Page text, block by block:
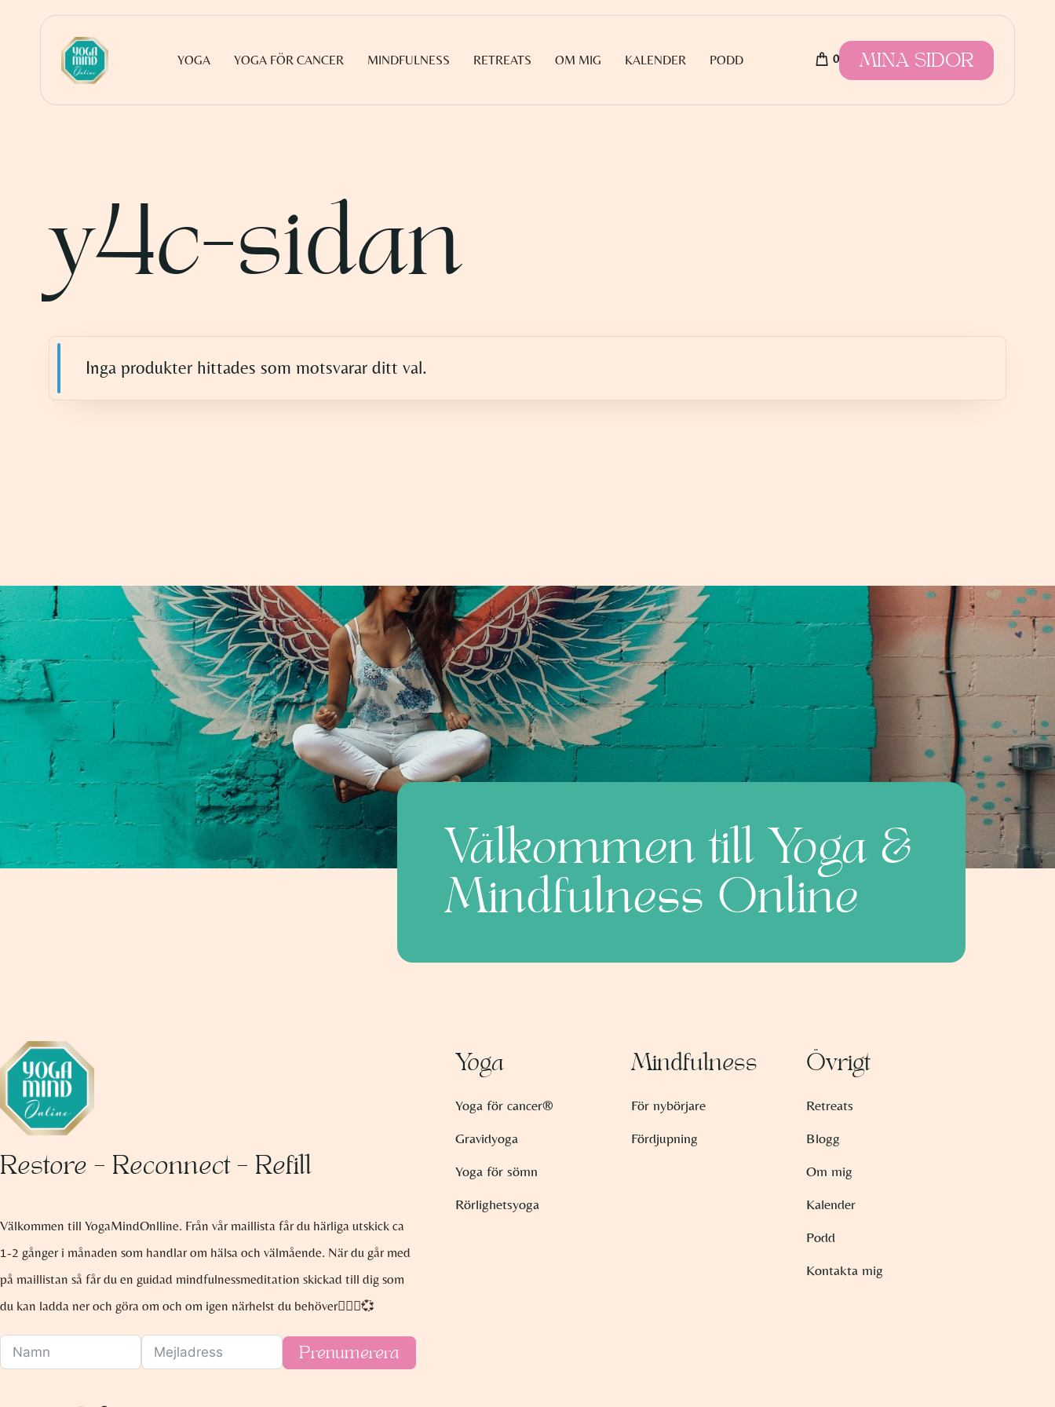
YOGA YOGA FÖR CANCER MINDFULNESS RETREATS OM MIG KALENDER PODD 0 MINA SIDOR
y4c-sidan
Inga produkter hittades som motsvarar ditt val.
Välkommen till Yoga &
Mindfulness Online
Restore – Reconnect – Refill
Välkommen till YogaMindOnlline. Från vår maillista får du härliga utskick ca
1-2 gånger i månaden som handlar om hälsa och välmående. När du går med
på maillistan så får du en guidad mindfulnessmeditation skickad till dig som
du kan ladda ner och göra om och om igen närhelst du behöver🧘🏽‍♀️💞
Prenumerera
Yoga
Yoga för cancer®
Gravidyoga
Yoga för sömn
Rörlighetsyoga
Mindfulness
För nybörjare
Fördjupning
Övrigt
Retreats
Blogg
Om mig
Kalender
Podd
Kontakta mig